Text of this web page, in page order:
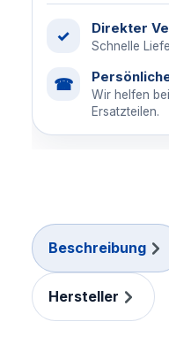
✓ Direkter
Schnelle
☎
Wir helfen
Ersatzteilen.
Beschreibung
Hersteller